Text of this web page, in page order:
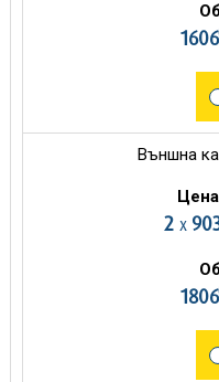
1606
Външна
2 х
1806